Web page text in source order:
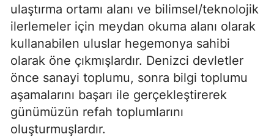
ulaştırma ortamı alanı ve bilimsel/teknolojik
ilerlemeler için meydan okuma alanı olarak
kullanabilen uluslar hegemonya sahibi
olarak öne çıkmışlardır. Denizci devletler
önce sanayi toplumu, sonra bilgi toplumu
aşamalarını başarı ile gerçekleştirerek
günümüzün refah toplumlarını
oluşturmuşlardır.